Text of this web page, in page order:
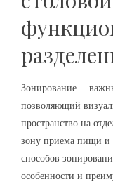
Зонирование –
позволяющий
пространство на
зону приема пищи и
способов
особенности и